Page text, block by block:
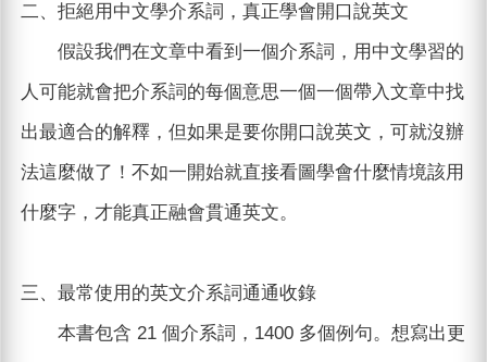
二、拒絕用中文學介系詞，真正學會開口說英文
假設我們在文章中看到一個介系詞，用中文學習的
人可能就會把介系詞的每個意思一個一個帶入文章中找
出最適合的解釋，但如果是要你開口說英文，可就沒辦
法這麼做了！不如一開始就直接看圖學會什麼情境該用
什麼字，才能真正融會貫通英文。
三、最常使用的英文介系詞通通收錄
本書包含 21 個介系詞，1400 多個例句。想寫出更